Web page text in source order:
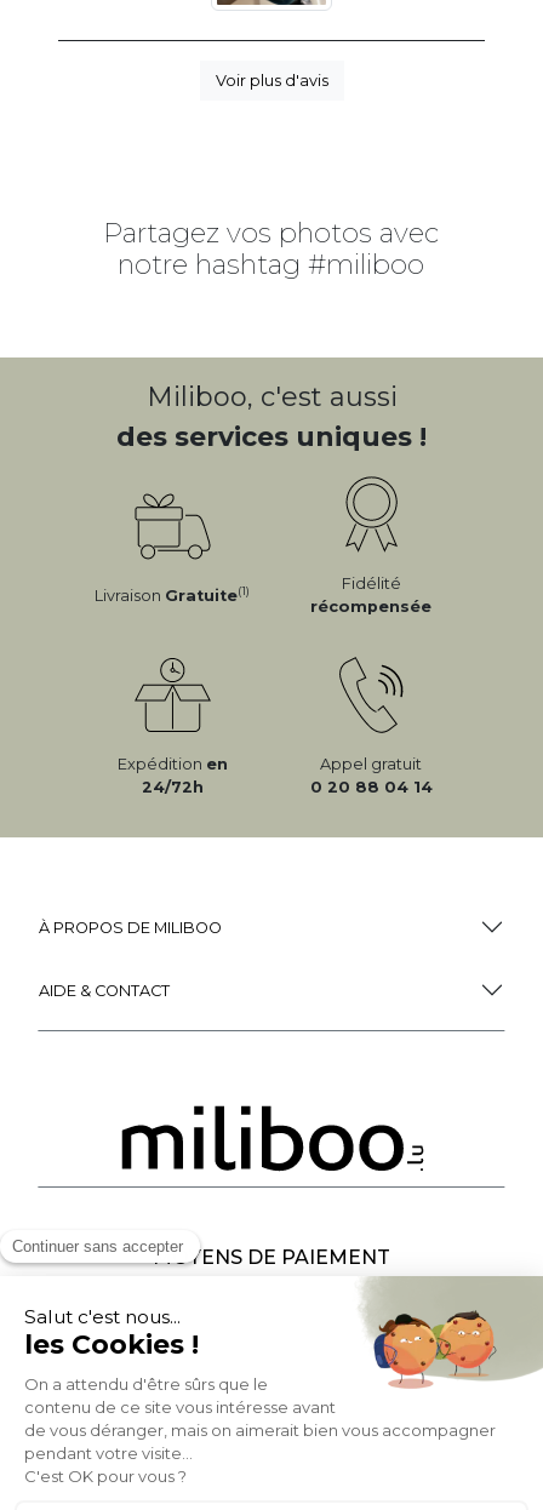
Voir plus d'avis
Partagez vos photos avec
notre hashtag #miliboo
Miliboo, c'est aussi
des services uniques !
Livraison Gratuite(1)
Fidélité
récompensée
Expédition en
24/72h
Appel gratuit
0 20 88 04 14
À PROPOS DE MILIBOO
AIDE & CONTACT
MOYENS DE PAIEMENT
SOCIAL NETWORK